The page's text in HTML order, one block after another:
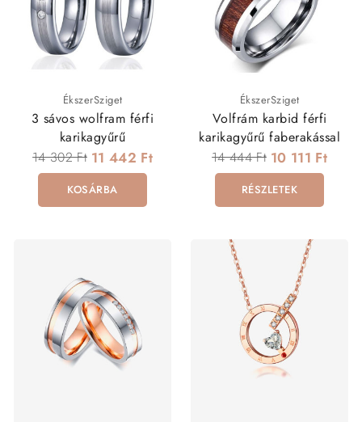
ÉkszerSziget
3 sávos wolfram férfi
karikagyűrű
14 302 Ft 11 442 Ft
KOSÁRBA
ÉkszerSziget
Volfrám karbid férfi
karikagyűrű faberakással
14 444 Ft 10 111 Ft
RÉSZLETEK